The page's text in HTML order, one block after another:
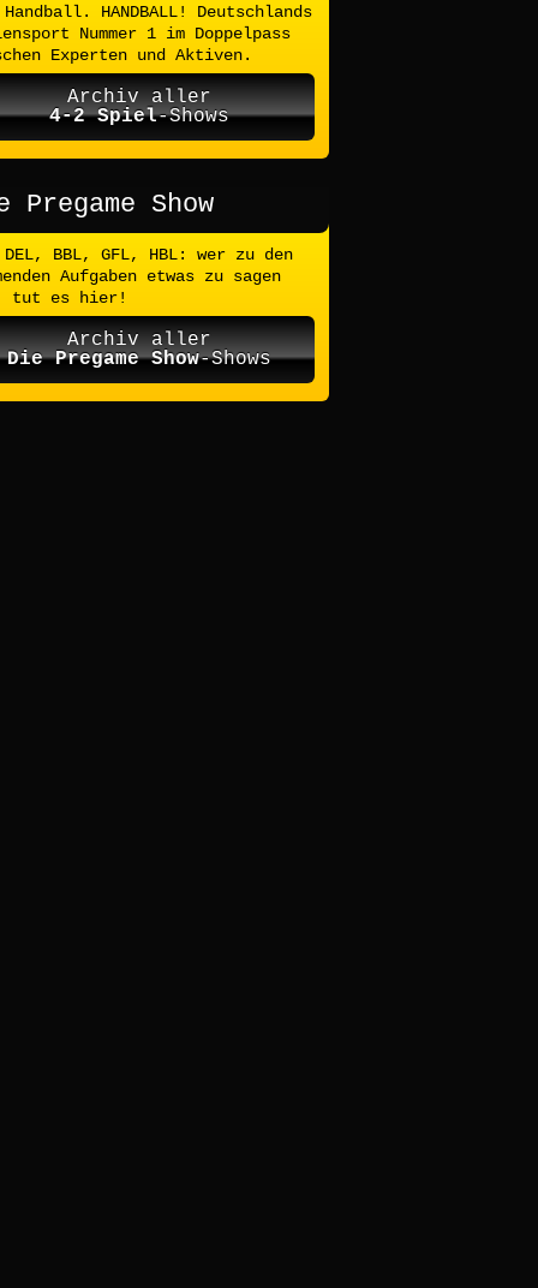
Handball. HANDBALL! Deutschlands
Nummer 1 im Doppelpass
Experten und Aktiven.
Archiv aller
4-2 Spiel-Shows
Pregame Show
DEL, BBL, GFL, HBL: wer zu den
Aufgaben etwas zu sagen
tut es hier!
Archiv aller
Die Pregame Show-Shows